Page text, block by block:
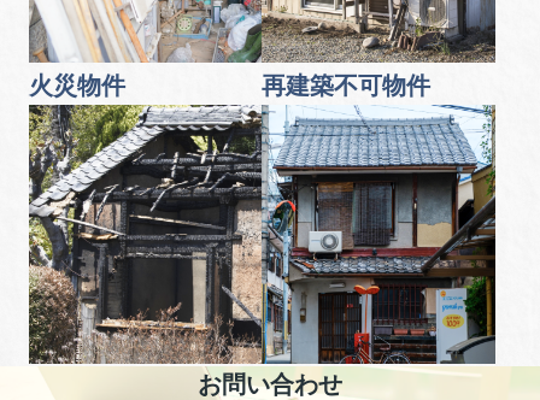
火災物件 再建築不可物件
お問い合わせ